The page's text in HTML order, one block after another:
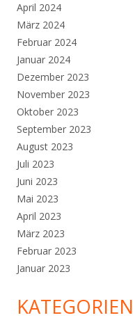
April 2024
März 2024
Februar 2024
Januar 2024
Dezember 2023
November 2023
Oktober 2023
September 2023
August 2023
Juli 2023
Juni 2023
Mai 2023
April 2023
März 2023
Februar 2023
Januar 2023
KATEGORIEN